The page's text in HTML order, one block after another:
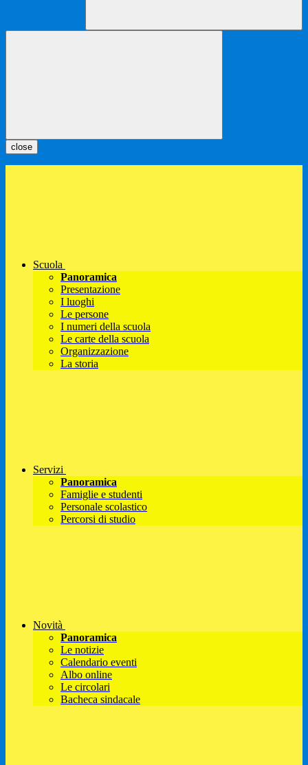
close
Scuola
Panoramica
Presentazione
I luoghi
Le persone
I numeri della scuola
Le carte della scuola
Organizzazione
La storia
Servizi
Panoramica
Famiglie e studenti
Personale scolastico
Percorsi di studio
Novità
Panoramica
Le notizie
Calendario eventi
Albo online
Le circolari
Bacheca sindacale